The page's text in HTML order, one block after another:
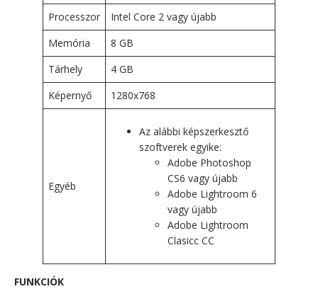
Processzor
Intel Core 2 vagy újabb
Memória
8 GB
Tárhely
4 GB
Képernyő
1280x768
Egyéb
Az alábbi képszerkesztő
szoftverek egyike:
Adobe Photoshop
CS6 vagy újabb
Adobe Lightroom 6
vagy újabb
Adobe Lightroom
Clasicc CC
FUNKCIÓK